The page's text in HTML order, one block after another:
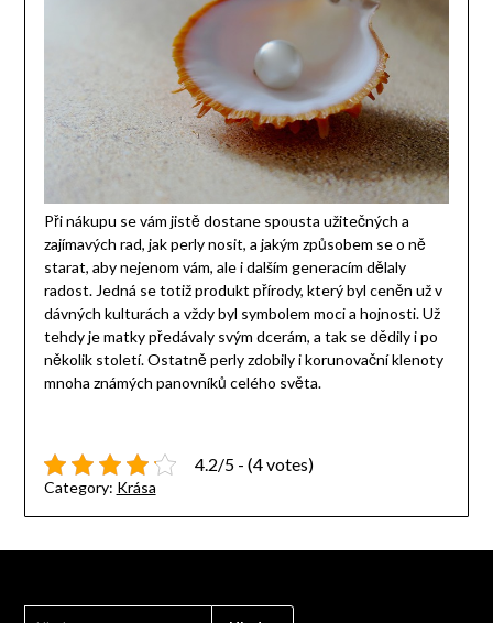
Při nákupu se vám jistě dostane spousta užitečných a
zajímavých rad, jak perly nosit, a jakým způsobem se o ně
starat, aby nejenom vám, ale i dalším generacím dělaly
radost. Jedná se totiž produkt přírody, který byl ceněn už v
dávných kulturách a vždy byl symbolem moci a hojnosti. Už
tehdy je matky předávaly svým dcerám, a tak se dědily i po
několik století. Ostatně perly zdobily i korunovační klenoty
mnoha známých panovníků celého světa.
4.2/5 - (4 votes)
Category: Krása